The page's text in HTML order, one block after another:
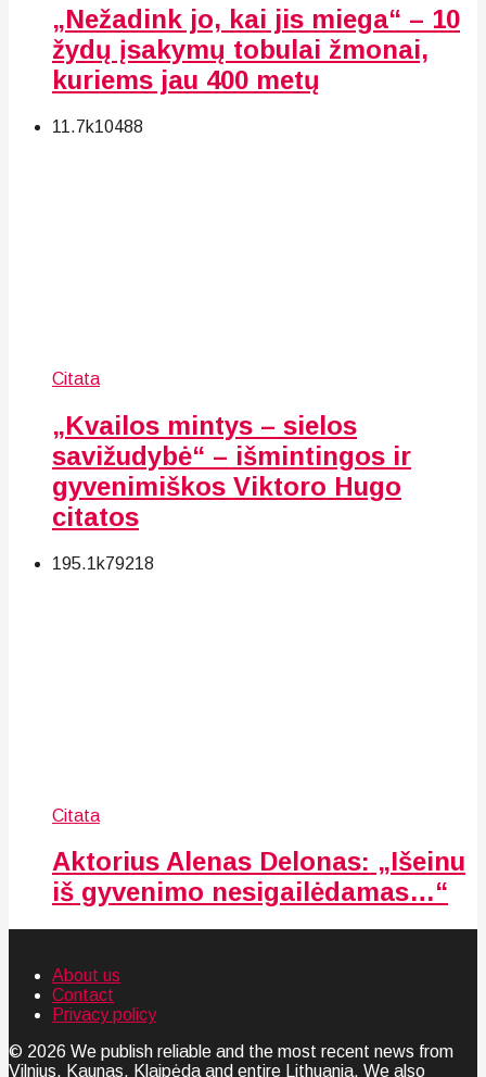
„Nežadink jo, kai jis miega“ – 10
žydų įsakymų tobulai žmonai,
kuriems jau 400 metų
11.7k10488
Citata
„Kvailos mintys – sielos
savižudybė“ – išmintingos ir
gyvenimiškos Viktoro Hugo
citatos
195.1k79218
Citata
Aktorius Alenas Delonas: „Išeinu
iš gyvenimo nesigailėdamas…“
About us
Contact
Privacy policy
© 2026 We publish reliable and the most recent news from
Vilnius, Kaunas, Klaipėda and entire Lithuania. We also